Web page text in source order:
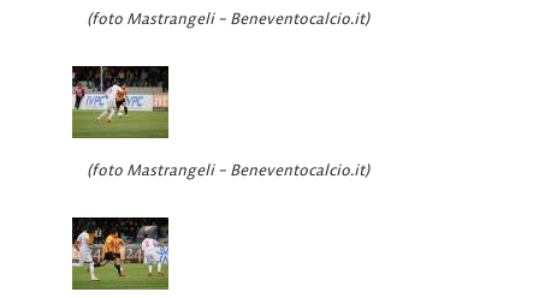
(foto Mastrangeli – Beneventocalcio.it)
(foto Mastrangeli – Beneventocalcio.it)